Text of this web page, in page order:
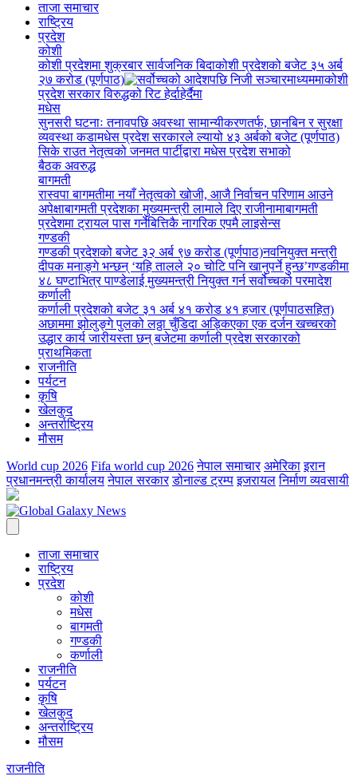
ताजा समाचार
राष्ट्रिय
प्रदेश
कोशी
कोशी प्रदेशमा शुक्रबार सार्वजनिक बिदाकोशी प्रदेशको बजेट ३५ अर्ब
२७ करोड (पूर्णपाठ)
कोशी
प्रदेश सरकार विरुद्धको रिट हेर्दाहेर्दैमा
मधेस
सुनसरी घटनाः तनावपछि अवस्था सामान्यीकरणतर्फ, छानबिन र सुरक्षा
व्यवस्था कडामधेस प्रदेश सरकारले ल्यायो ४३ अर्बको बजेट (पूर्णपाठ)
सिके राउत नेतृत्वको जनमत पार्टीद्वारा मधेस प्रदेश सभाको
बैठक अवरुद्ध
बागमती
रास्वपा बागमतीमा नयाँ नेतृत्वको खोजी, आजै निर्वाचन परिणाम आउने
अपेक्षाबागमती प्रदेशका मुख्यमन्त्री लामाले दिए राजीनामाबागमती
प्रदेशमा ट्रायल पास गर्नेबित्तिकै नागरिक एपमै लाइसेन्स
गण्डकी
गण्डकी प्रदेशको बजेट ३२ अर्ब ९७ करोड (पूर्णपाठ)नवनियुक्त मन्त्री
दीपक मनाङ्गे भन्छन् ‘यहि तालले २० चोटि पनि खानुपर्ने हुन्छ’गण्डकीमा
४८ घण्टाभित्र पाण्डेलाई मुख्यमन्त्री नियुक्त गर्न सर्वोच्चको परमादेश
कर्णाली
कर्णाली प्रदेशको बजेट ३१ अर्ब ४१ करोड ४१ हजार (पूर्णपाठसहित)
अछाममा झोलुङ्गे पुलको लठ्ठा चुँडिदा अड्किएका एक दर्जन खच्चरको
उद्धार कार्य जारीयस्ता छन् बजेटमा कर्णाली प्रदेश सरकारको
प्राथमिकता
राजनीति
पर्यटन
कृषि
खेलकुद
अन्तर्राष्ट्रिय
मौसम
World cup 2026 Fifa world cup 2026 नेपाल समाचार अमेरिका इरान
प्रधानमन्त्री कार्यालय नेपाल सरकार डोनाल्ड ट्रम्प इजरायल निर्माण व्यवसायी
ताजा समाचार
राष्ट्रिय
प्रदेश
कोशी
मधेस
बागमती
गण्डकी
कर्णाली
राजनीति
पर्यटन
कृषि
खेलकुद
अन्तर्राष्ट्रिय
मौसम
राजनीति